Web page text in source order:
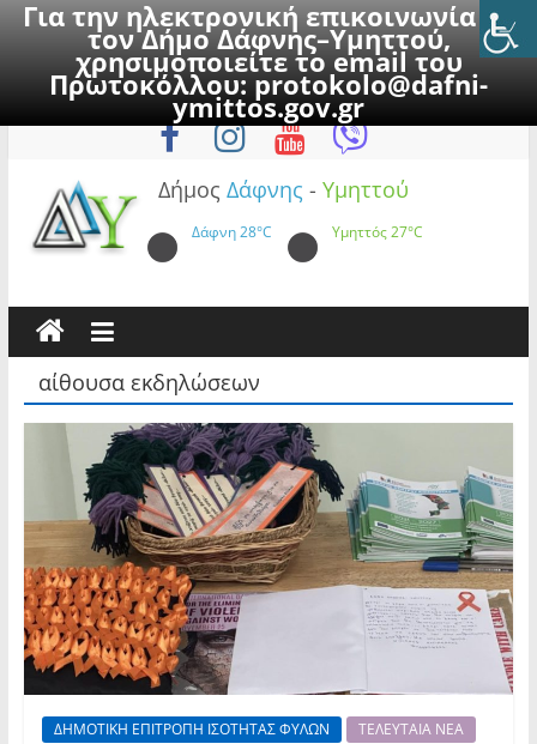
Για την ηλεκτρονική επικοινωνία με
τον Δήμο Δάφνης–Υμηττού,
χρησιμοποιείτε το email του
Πρωτοκόλλου:protokolo@dafni-
ymittos.gov.gr
to
Πέμπτη, 6 Αυγούστου 2026
Δήμος Δάφνης - Υμηττού
Δάφνη28°C Υμηττός27°C
αίθουσα εκδηλώσεων
ΔΗΜΟΤΙΚΗ ΕΠΙΤΡΟΠΗ ΙΣΟΤΗΤΑΣ ΦΥΛΩΝ ΤΕΛΕΥΤΑΙΑ ΝΕΑ